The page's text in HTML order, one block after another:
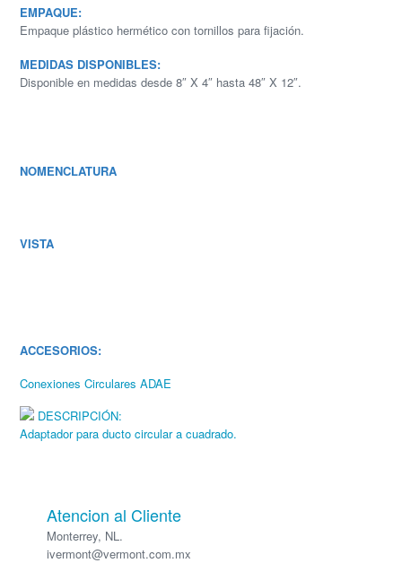
EMPAQUE:
Empaque plástico hermético con tornillos para fijación.
MEDIDAS DISPONIBLES:
Disponible en medidas desde 8″ X 4″ hasta 48″ X 12″.
NOMENCLATURA
VISTA
ACCESORIOS:
Conexiones Circulares ADAE
DESCRIPCIÓN:
Adaptador para ducto circular a cuadrado.
Atencion al Cliente
Monterrey, NL.
ivermont@vermont.com.mx